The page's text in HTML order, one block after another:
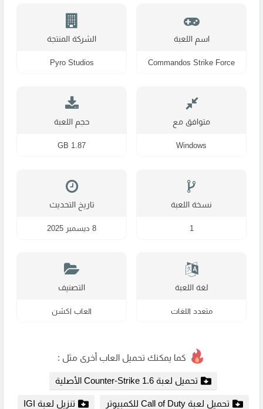
اسم اللعبة
Commandos Strike Force
الشركة المنتجة
Pyro Studios
متوافق مع
Windows
حجم اللعبة
1.87 GB
نسخة اللعبة
1
تاريخ التحديث
8 ديسمبر 2025
لغة اللعبة
متعدد اللغات
التصنيف
العاب اكشن
كما يمكنك تحميل العاب أخرى مثل :
تحميل لعبة Counter-Strike 1.6 الأصلية
تحميل لعبة Call of Duty للكمبيوتر تنزيل لعبة IGI